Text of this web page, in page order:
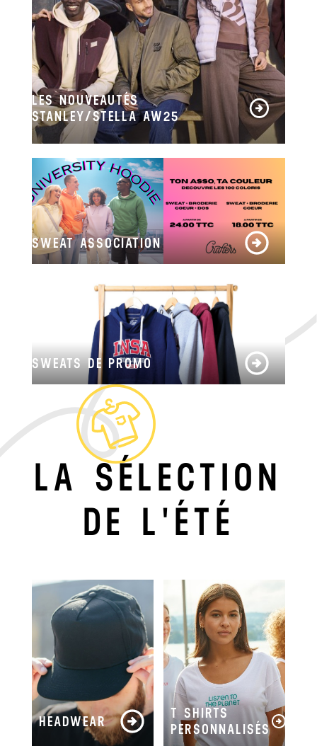
LES NOUVEAUTÉS
STANLEY/STELLA AW25
SWEAT ASSOCIATION
SWEATS DE PROMO
LA SÉLECTION
DE L'ÉTÉ
HEADWEAR
T SHIRTS
PERSONNALISÉS